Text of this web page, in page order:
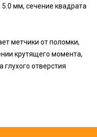
5.0 мм, сечение квадрата
метчики от поломки,
крутящего момента,
глухого отверстия